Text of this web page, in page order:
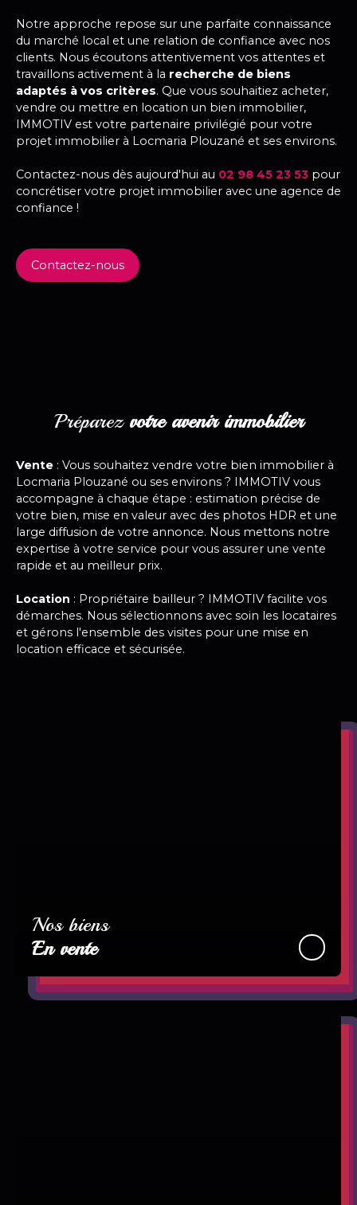
Notre approche repose sur une parfaite connaissance
du marché local et une relation de confiance avec nos
clients. Nous écoutons attentivement vos attentes et
travaillons activement à la recherche de biens
adaptés à vos critères. Que vous souhaitiez acheter,
vendre ou mettre en location un bien immobilier,
IMMOTIV est votre partenaire privilégié pour votre
projet immobilier à Locmaria Plouzané et ses environs.
Contactez-nous dès aujourd'hui au 02 98 45 23 53 pour
concrétiser votre projet immobilier avec une agence de
confiance !
Contactez-nous
Préparezvotre avenir immobilier
Vente : Vous souhaitez vendre votre bien immobilier à
Locmaria Plouzané ou ses environs ? IMMOTIV vous
accompagne à chaque étape : estimation précise de
votre bien, mise en valeur avec des photos HDR et une
large diffusion de votre annonce. Nous mettons notre
expertise à votre service pour vous assurer une vente
rapide et au meilleur prix.
Location : Propriétaire bailleur ? IMMOTIV facilite vos
démarches. Nous sélectionnons avec soin les locataires
et gérons l'ensemble des visites pour une mise en
location efficace et sécurisée.
Nos biens
En vente